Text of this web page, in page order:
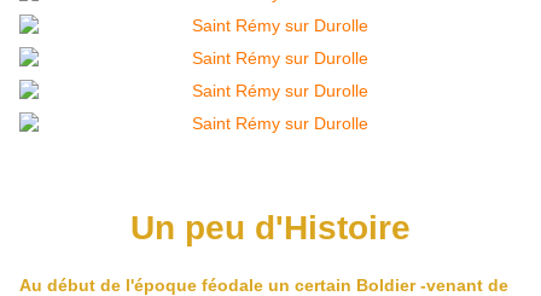
Un peu d'Histoire
Au début de l'époque féodale un certain Boldier -venant de